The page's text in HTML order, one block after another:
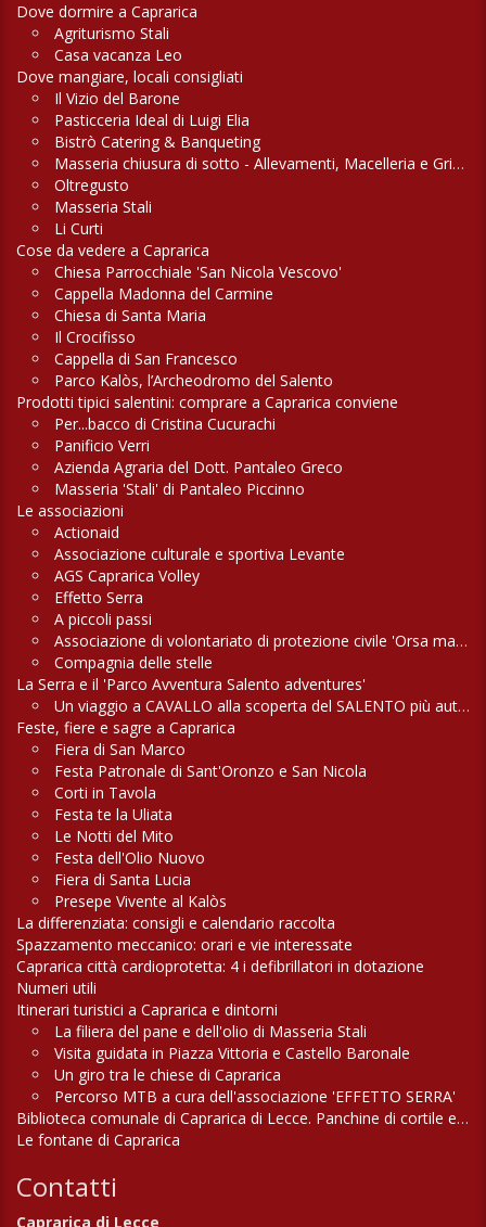
Dove dormire a Caprarica
Agriturismo Stali
Casa vacanza Leo
Dove mangiare, locali consigliati
Il Vizio del Barone
Pasticceria Ideal di Luigi Elia
Bistrò Catering & Banqueting
Masseria chiusura di sotto - Allevamenti, Macelleria e Griglieria
Oltregusto
Masseria Stali
Li Curti
Cose da vedere a Caprarica
Chiesa Parrocchiale 'San Nicola Vescovo'
Cappella Madonna del Carmine
Chiesa di Santa Maria
Il Crocifisso
Cappella di San Francesco
Parco Kalòs, l’Archeodromo del Salento
Prodotti tipici salentini: comprare a Caprarica conviene
Per...bacco di Cristina Cucurachi
Panificio Verri
Azienda Agraria del Dott. Pantaleo Greco
Masseria 'Stali' di Pantaleo Piccinno
Le associazioni
Actionaid
Associazione culturale e sportiva Levante
AGS Caprarica Volley
Effetto Serra
A piccoli passi
Associazione di volontariato di protezione civile 'Orsa maggiore'
Compagnia delle stelle
La Serra e il 'Parco Avventura Salento adventures'
Un viaggio a CAVALLO alla scoperta del SALENTO più autentico
Feste, fiere e sagre a Caprarica
Fiera di San Marco
Festa Patronale di Sant'Oronzo e San Nicola
Corti in Tavola
Festa te la Uliata
Le Notti del Mito
Festa dell'Olio Nuovo
Fiera di Santa Lucia
Presepe Vivente al Kalòs
La differenziata: consigli e calendario raccolta
Spazzamento meccanico: orari e vie interessate
Caprarica città cardioprotetta: 4 i defibrillatori in dotazione
Numeri utili
Itinerari turistici a Caprarica e dintorni
La filiera del pane e dell'olio di Masseria Stali
Visita guidata in Piazza Vittoria e Castello Baronale
Un giro tra le chiese di Caprarica
Percorso MTB a cura dell'associazione 'EFFETTO SERRA'
Biblioteca comunale di Caprarica di Lecce. Panchine di cortile e di campagna
Le fontane di Caprarica
Contatti
Caprarica di Lecce